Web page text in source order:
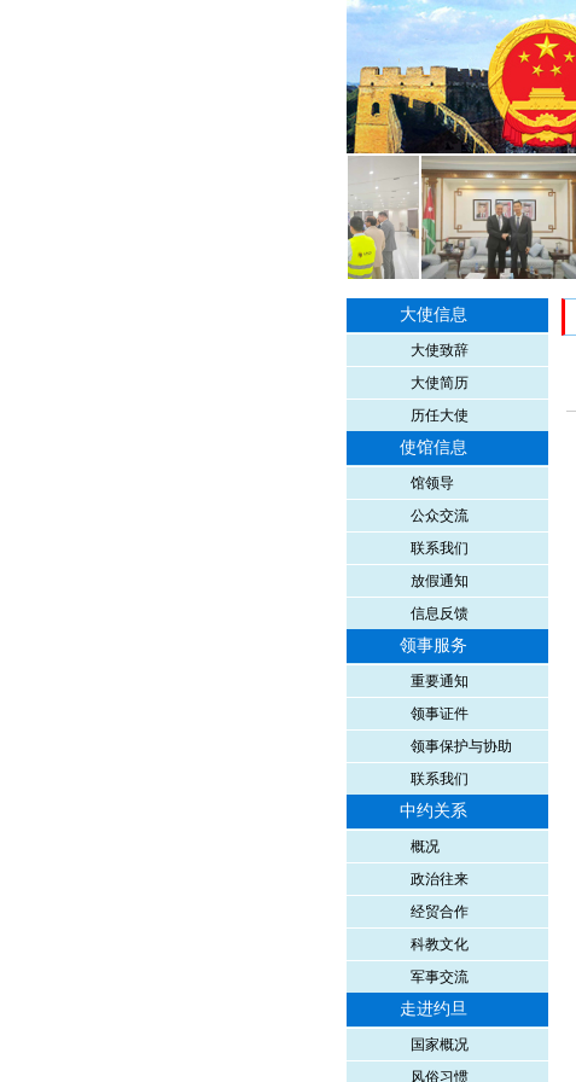
大使信息
大使致辞
大使简历
历任大使
使馆信息
馆领导
公众交流
联系我们
放假通知
信息反馈
领事服务
重要通知
领事证件
领事保护与协助
联系我们
中约关系
概况
政治往来
经贸合作
科教文化
军事交流
走进约旦
国家概况
风俗习惯